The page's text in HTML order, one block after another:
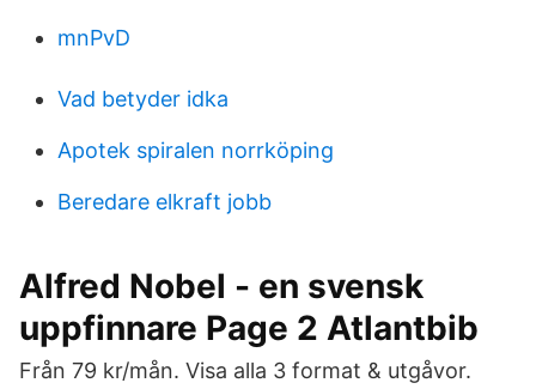
mnPvD
Vad betyder idka
Apotek spiralen norrköping
Beredare elkraft jobb
Alfred Nobel - en svensk
uppfinnare Page 2 Atlantbib
Från 79 kr/mån. Visa alla 3 format & utgåvor.